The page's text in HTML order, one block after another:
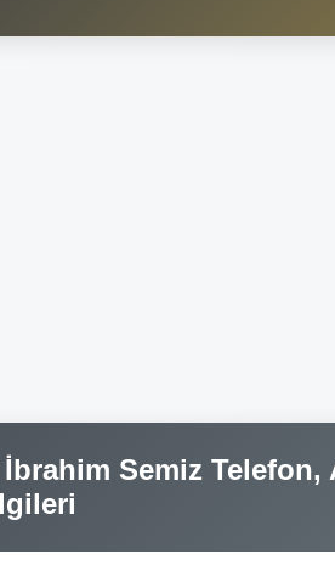
Semiz Telefon,